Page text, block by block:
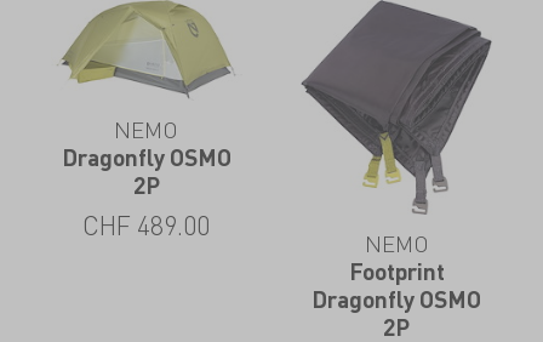
NEMO
Dragonfly OSMO
2P
CHF 489.00
NEMO
Footprint
Dragonfly OSMO
2P